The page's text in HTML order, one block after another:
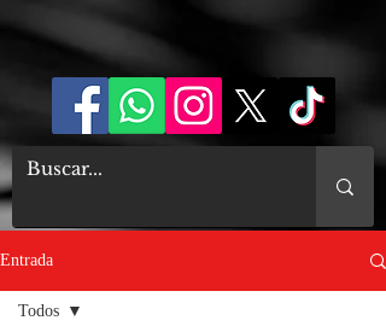
Entrada
Todos